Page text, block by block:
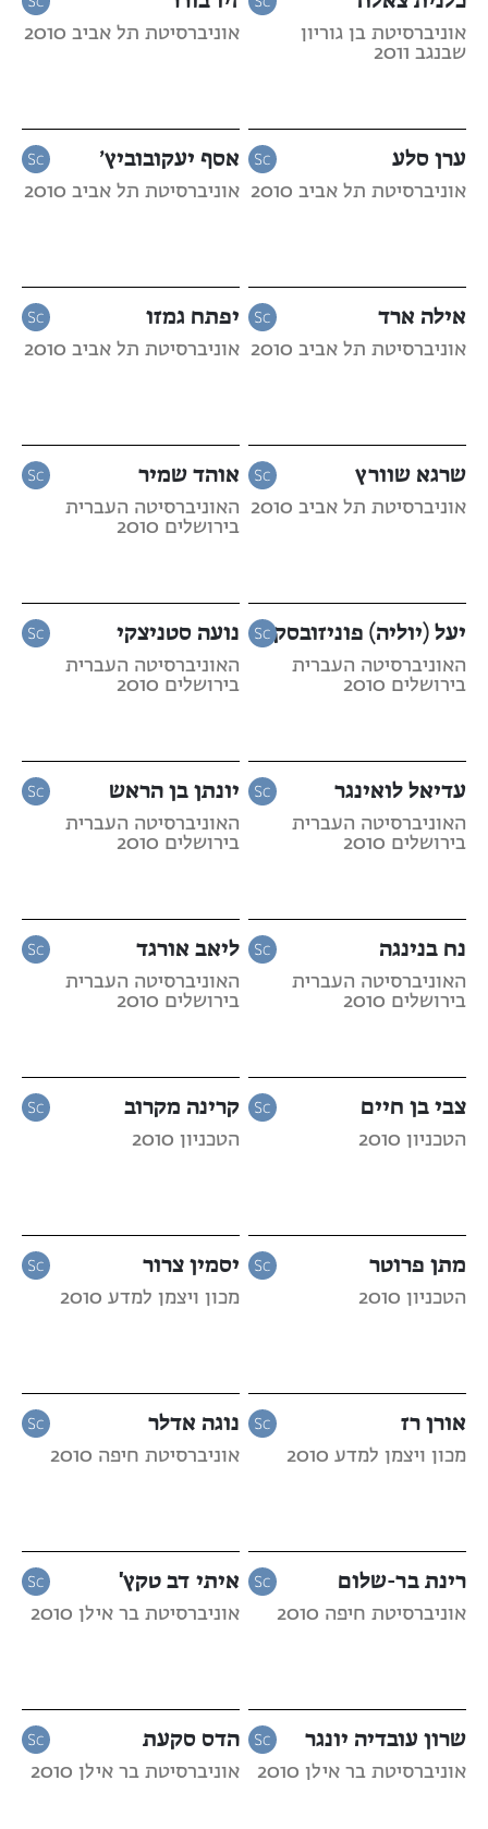
אוניברסיטת בן גוריון
שבנגב 2011
אוניברסיטת תל אביב 2010
ערן סלע
אוניברסיטת תל אביב 2010
אסף יעקובוביץ’
אוניברסיטת תל אביב 2010
אילה ארד
אוניברסיטת תל אביב 2010
יפתח גמזו
אוניברסיטת תל אביב 2010
שרגא שוורץ
אוניברסיטת תל אביב 2010
אוהד שמיר
האוניברסיטה העברית
בירושלים 2010
יעל (יוליה) פוניזובסקי
האוניברסיטה העברית
בירושלים 2010
נועה סטניצקי
האוניברסיטה העברית
בירושלים 2010
עדיאל לואינגר
האוניברסיטה העברית
בירושלים 2010
יונתן בן הראש
האוניברסיטה העברית
בירושלים 2010
נח בנינגה
האוניברסיטה העברית
בירושלים 2010
ליאב אורגד
האוניברסיטה העברית
בירושלים 2010
צבי בן חיים
הטכניון 2010
קרינה מקרוב
הטכניון 2010
מתן פרוטר
הטכניון 2010
יסמין צרור
מכון ויצמן למדע 2010
אורן רז
מכון ויצמן למדע 2010
נוגה אדלר
אוניברסיטת חיפה 2010
רינת בר-שלום
אוניברסיטת חיפה 2010
איתי דב טקץ'
אוניברסיטת בר אילן 2010
שרון עובדיה יונגר
אוניברסיטת בר אילן 2010
הדס סקעת
אוניברסיטת בר אילן 2010